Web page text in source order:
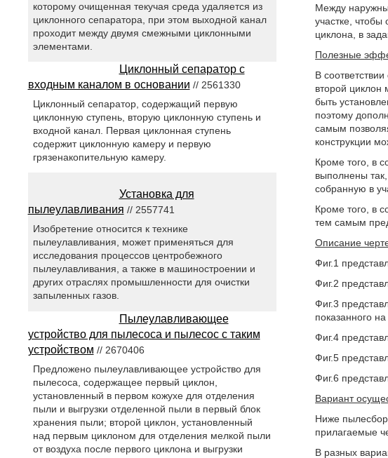
Между
участке,
циклона, в
Полезные
В
второй циклон
быть
поэтому
самым
конструкции
Кроме того, в
выполнены
собранную в
Кроме того, в
тем самым
Описание
Фиг.1
Фиг.2
Фиг.3
показанного на
Фиг.4
Фиг.5
Фиг.6
Вариант
Ниже
прилагаемые
В разных
которому очищенная текучая среда удаляется из
циклонного сепаратора, при этом выходной канал
проходит между двумя смежными циклонными
элементами.
Циклонный сепаратор с
входным каналом в основании // 2561330
Циклонный сепаратор, содержащий первую
циклонную ступень, вторую циклонную ступень и
входной канал. Первая циклонная ступень
содержит циклонную камеру и первую
грязенакопительную камеру.
Установка для
пылеулавливания // 2557741
Изобретение относится к технике
пылеулавливания, может применяться для
исследования процессов центробежного
пылеулавливания, а также в машиностроении и
других отраслях промышленности для очистки
запыленных газов.
Пылеулавливающее
устройство для пылесоса и пылесос с таким
устройством // 2670406
Предложено пылеулавливающее устройство для
пылесоса, содержащее первый циклон,
установленный в первом кожухе для отделения
пыли и выгрузки отделенной пыли в первый блок
хранения пыли; второй циклон, установленный
над первым циклоном для отделения мелкой пыли
от воздуха после первого циклона и выгрузки